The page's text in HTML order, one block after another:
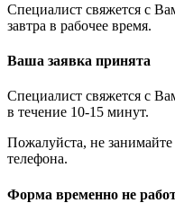
Специалист свяжется с
завтра в рабочее время.
Ваша заявка принята
Специалист свяжется с
в течение 10-15 минут.
Пожалуйста, не
телефона.
Форма временно не